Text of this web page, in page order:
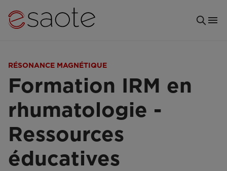
RÉSONANCE MAGNÉTIQUE
Formation IRM en
rhumatologie -
Ressources
éducatives